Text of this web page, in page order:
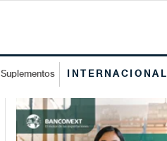
Suplementos INTERNACIONAL